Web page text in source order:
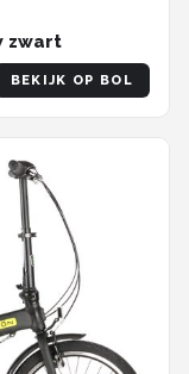
zwart
BEKIJK OP BOL